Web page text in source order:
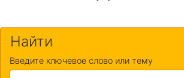
Найти
Введите ключевое слово или тему